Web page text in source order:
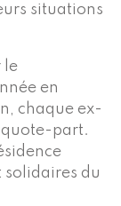
situations
le
en
chaque ex-
quote-part.
solidaires du